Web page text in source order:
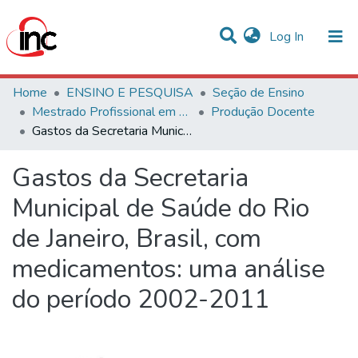
Log In (current)
Communities & Collections
Statistics
Home ENSINO E PESQUISA
Seção de Ensino
Mestrado Profissional em Avaliação de Tecnologias em Saúde
Produção Docente
Gastos da Secretaria Municipal de Saúde do Rio de Janeiro, Brasil, com medicamentos: uma análise do período 2002-2011
Gastos da Secretaria
Municipal de Saúde do Rio
de Janeiro, Brasil, com
medicamentos: uma análise
do período 2002-2011